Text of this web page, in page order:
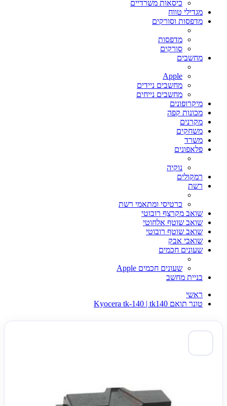
כיסאות משרדיים
מגדילי טווח
מדפסות וסורקים
מדפסות
סורקים
מחשבים
Apple
מחשבים ניידים
מחשבים נייחים
מיקרופונים
מכונות קפה
מקרנים
משחקים
משרד
פלאפונים
נוקיה
רמקולים
רשת
כרטיסי ומתאמי רשת
שואב מקרצף רובוטי
שואב שוטף אלחוטי
שואב שוטף רובוטי
שואבי אבק
שעונים חכמים
שעונים חכמים Apple
בניית מחשב
ראשי
טונר תואם Kyocera tk-140 | tk140